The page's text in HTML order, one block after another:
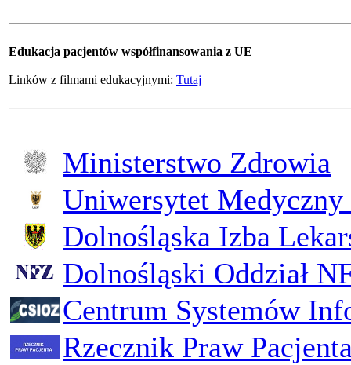
Edukacja pacjentów współfinansowania z UE
Linków z filmami edukacyjnymi: Tutaj
Ministerstwo Zdrowia
Uniwersytet
Dolnośląska Izba
Dolnośląski Oddział
Centrum Systemów
Rzecznik Praw